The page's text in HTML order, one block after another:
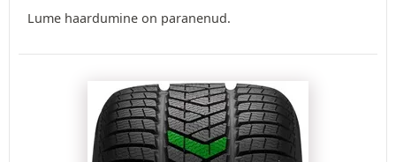
Lume haardumine on paranenud.